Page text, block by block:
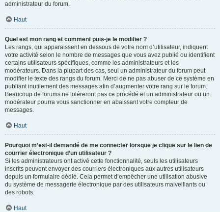
administrateur du forum.
Haut
Quel est mon rang et comment puis-je le modifier ?
Les rangs, qui apparaissent en dessous de votre nom d’utilisateur, indiquent
votre activité selon le nombre de messages que vous avez publié ou identifient
certains utilisateurs spécifiques, comme les administrateurs et les
modérateurs. Dans la plupart des cas, seul un administrateur du forum peut
modifier le texte des rangs du forum. Merci de ne pas abuser de ce système en
publiant inutilement des messages afin d’augmenter votre rang sur le forum.
Beaucoup de forums ne toléreront pas ce procédé et un administrateur ou un
modérateur pourra vous sanctionner en abaissant votre compteur de
messages.
Haut
Pourquoi m’est-il demandé de me connecter lorsque je clique sur le lien de
courrier électronique d’un utilisateur ?
Si les administrateurs ont activé cette fonctionnalité, seuls les utilisateurs
inscrits peuvent envoyer des courriers électroniques aux autres utilisateurs
depuis un formulaire dédié. Cela permet d’empêcher une utilisation abusive
du système de messagerie électronique par des utilisateurs malveillants ou
des robots.
Haut